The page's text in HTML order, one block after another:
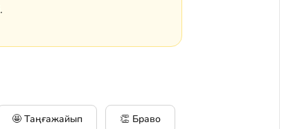
🤩 Таңғажайып 👏 Браво